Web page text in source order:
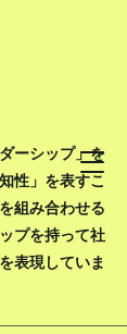
ーシップ」を
性」を表すこ
組み合わせる
プを持って社
表現していま